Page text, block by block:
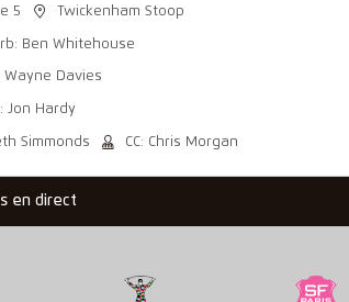
5 Twickenham Stoop
Ben Whitehouse
Davies
Jon Hardy
Simmonds CC: Chris Morgan
en direct